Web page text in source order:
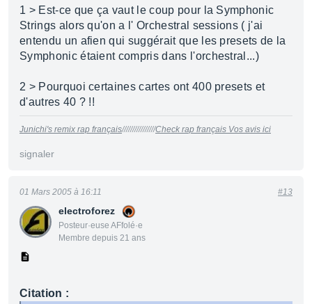
1 > Est-ce que ça vaut le coup pour la Symphonic
Strings alors qu'on a l' Orchestral sessions ( j'ai
entendu un afien qui suggérait que les presets de la
Symphonic étaient compris dans l'orchestral...)
2 > Pourquoi certaines cartes ont 400 presets et
d'autres 40 ? !!
Junichi's remix rap français////////////////Check rap français Vos avis ici
signaler
electroforez
Posteur·euse AFfolé·e
Membre depuis 21 ans
01 Mars 2005 à 16:11 #13
Citation :